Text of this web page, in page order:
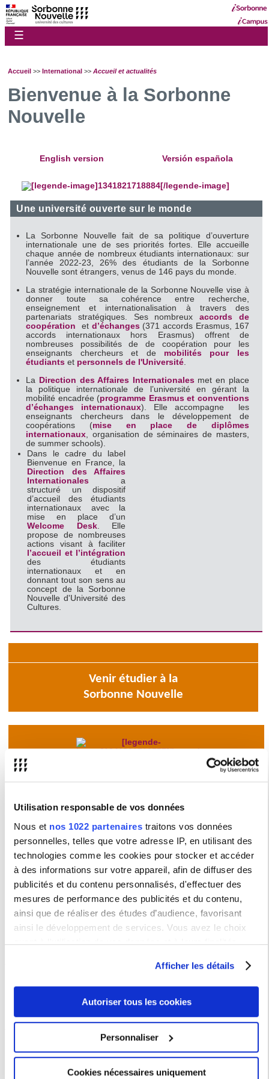
Utilisation responsable de vos données
Nous et nos 1022 partenaires traitons vos données
personnelles, telles que votre adresse IP, en utilisant des
technologies comme les cookies pour stocker et accéder
à des informations sur votre appareil, afin de diffuser des
publicités et du contenu personnalisés, d'effectuer des
mesures de performance des publicités et du contenu,
ainsi que de réaliser des études d’audience, favorisant
ainsi le développement de services. Vous avez le choix
quant à l'utilisation de vos données et à leurs finalités.
moment en consultant la Déclaration relative aux cookies
ou en cliquant sur l'icône de confidentialité.
Si vous le permettez, nous aimerions également :
géographique qui peuvent être précises à plusieurs
mètres près
Identifier votre appareil en l'analysant activement
Afficher les détails
Autoriser tous les cookies
Personnaliser
Cookies nécessaires uniquement
☰
Accueil >> International >> Accueil et actualités
Bienvenue à la Sorbonne
Nouvelle
English version Versión española
Une université ouverte sur le monde
La Sorbonne Nouvelle fait de sa politique d’ouverture
internationale une de ses priorités fortes. Elle accueille
chaque année de nombreux étudiants internationaux: sur
l’année 2022-23, 26% des étudiants de la Sorbonne
Nouvelle sont étrangers, venus de 146 pays du monde.
La stratégie internationale de la Sorbonne Nouvelle vise à
donner toute sa cohérence entre recherche,
enseignement et internationalisation à travers des
partenariats stratégiques. Ses nombreuxaccords de
coopération
et d’échanges(371 accords Erasmus, 167
accords internationaux hors Erasmus) offrent de
nombreuses possibilités de de coopération pour les
enseignants chercheurs et de mobilités pour les
étudiants et personnels de l'Université
La Direction des Affaires Internationalesmet en place
la politique internationale de l’université en gérant la
mobilité encadrée (programme Erasmus et conventions
d’échanges internationaux). Elle accompagne les
enseignants chercheurs dans le développement de
coopérations (mise en place de diplômes
internationaux , organisation de séminaires de masters,
de summer schools).
Dans le cadre du label
Bienvenue en France, la
Direction des Affaires
Internationales a
structuré un dispositif
d’accueil des étudiants
internationaux avec la
mise en place d’un
Welcome Desk. Elle
propose de nombreuses
actions visant à faciliter
l’accueil et l’intégration
des étudiants
internationaux et en
donnant tout son sens au
concept de la Sorbonne
Nouvelle d'Université des
Cultures.
Venir étudier à la
Sorbonne Nouvelle
Coopération internationale
Nos accords de
coopération
Nos protocoles de
mobilité étudiante
Le programme
Erasmus+
La Direction des
Suivez la DAI sur les réseaux sociaux
Opportunités à l'étranger